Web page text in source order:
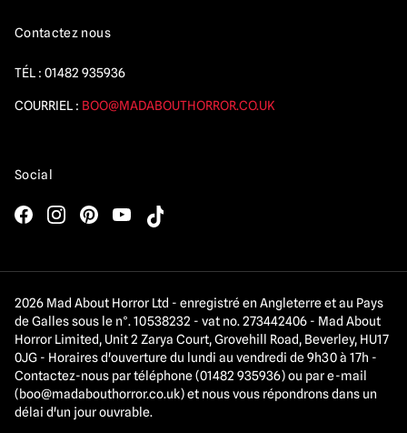
Contactez nous
TÉL : 01482 935936
COURRIEL : BOO@MADABOUTHORROR.CO.UK
Social
2026 Mad About Horror Ltd - enregistré en Angleterre et au Pays
de Galles sous le n°. 10538232 - vat no. 273442406 - Mad About
Horror Limited, Unit 2 Zarya Court, Grovehill Road, Beverley, HU17
0JG - Horaires d'ouverture du lundi au vendredi de 9h30 à 17h -
Contactez-nous par téléphone (01482 935936) ou par e-mail
(boo@madabouthorror.co.uk) et nous vous répondrons dans un
délai d'un jour ouvrable.